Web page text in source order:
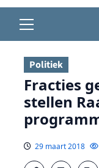
menu
Politiek
Fracties
stellen
29 maart 2018